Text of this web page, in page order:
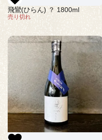
飛鸞(ひらん) ？ 1800ml
売り切れ